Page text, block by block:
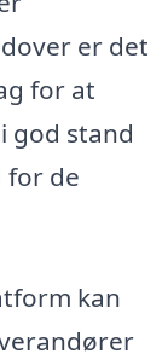
er det
for at
god stand
de
kan